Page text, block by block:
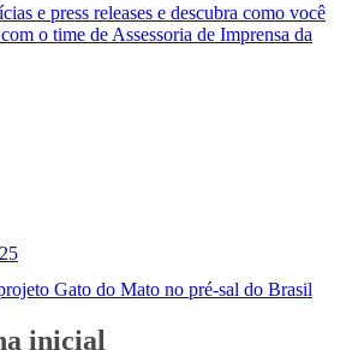
e press releases e descubra como você
o time de Assessoria de Imprensa da
Gato do Mato no pré-sal do Brasil
inicial